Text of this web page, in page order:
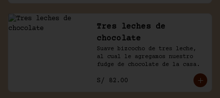
Tres leches de
chocolate
Suave bizcocho de tres leche,
al cual le agregamos nuestro
fudge de chocolate de la casa.
S/ 82.00